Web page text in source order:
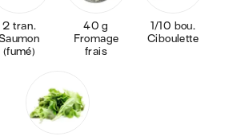
2 tran.
(fumé)
40 g
Fromage
frais
1/10 bou.
Ciboulette